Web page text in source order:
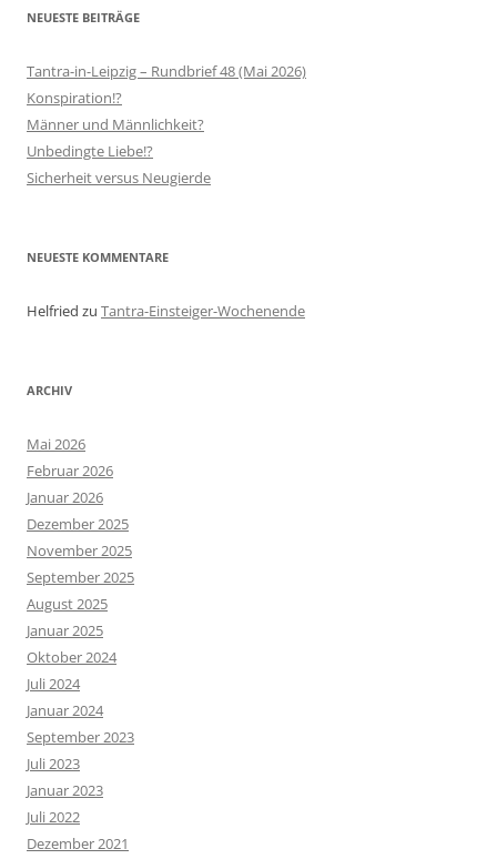
NEUESTE BEITRÄGE
Tantra-in-Leipzig – Rundbrief 48 (Mai 2026)
Konspiration!?
Männer und Männlichkeit?
Unbedingte Liebe!?
Sicherheit versus Neugierde
NEUESTE KOMMENTARE
Helfried zu Tantra-Einsteiger-Wochenende
ARCHIV
Mai 2026
Februar 2026
Januar 2026
Dezember 2025
November 2025
September 2025
August 2025
Januar 2025
Oktober 2024
Juli 2024
Januar 2024
September 2023
Juli 2023
Januar 2023
Juli 2022
Dezember 2021